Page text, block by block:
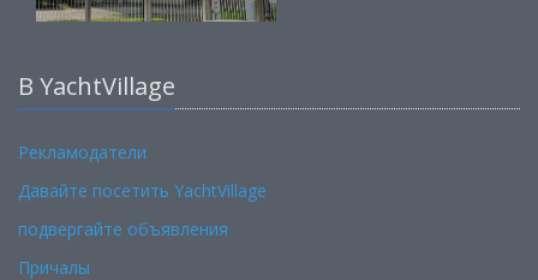
В YachtVillage
Рекламодатели
Давайте посетить YachtVillage
подвергайте объявления
Причалы